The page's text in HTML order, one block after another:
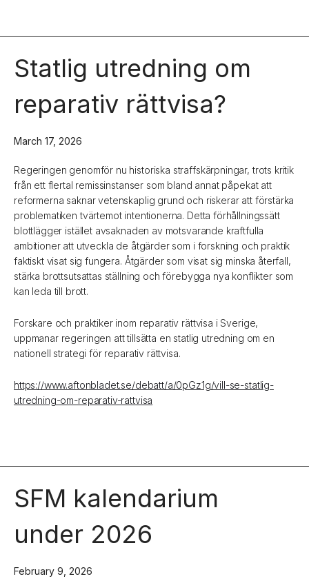
Statlig utredning om
reparativ rättvisa?
March 17, 2026
Regeringen genomför nu historiska straffskärpningar, trots kritik
från ett flertal remissinstanser som bland annat påpekat att
reformerna saknar vetenskaplig grund och riskerar att förstärka
problematiken tvärtemot intentionerna. Detta förhållningssätt
blottlägger istället avsaknaden av motsvarande kraftfulla
ambitioner att utveckla de åtgärder som i forskning och praktik
faktiskt visat sig fungera. Åtgärder som visat sig minska återfall,
stärka brottsutsattas ställning och förebygga nya konflikter som
kan leda till brott.
Forskare och praktiker inom reparativ rättvisa i Sverige,
uppmanar regeringen att tillsätta en statlig utredning om en
nationell strategi för reparativ rättvisa.
https://www.aftonbladet.se/debatt/a/0pGz1g/vill-se-statlig-
utredning-om-reparativ-rattvisa
SFM kalendarium
under 2026
February 9, 2026